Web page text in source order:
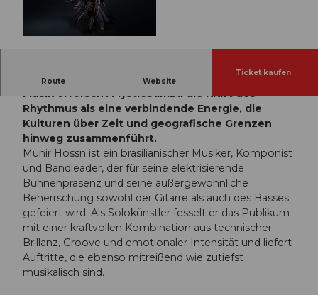
Route Website
Ticket kaufen
Verwurzelt in den Traditionen der brasilianischen
Musik erforscht MysticSamba die Kraft des
Rhythmus als eine verbindende Energie, die
Kulturen über Zeit und geografische Grenzen
hinweg zusammenführt.
Munir Hossn ist ein brasilianischer Musiker, Komponist
und Bandleader, der für seine elektrisierende
Bühnenpräsenz und seine außergewöhnliche
Beherrschung sowohl der Gitarre als auch des Basses
gefeiert wird. Als Solokünstler fesselt er das Publikum
mit einer kraftvollen Kombination aus technischer
Brillanz, Groove und emotionaler Intensität und liefert
Auftritte, die ebenso mitreißend wie zutiefst
musikalisch sind.